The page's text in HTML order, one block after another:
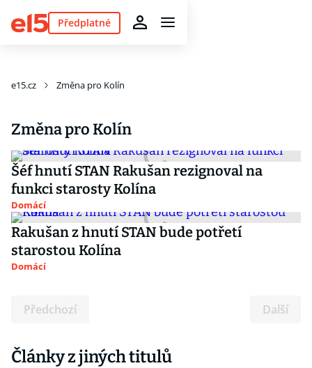
Předplatné
e15.cz Změna pro Kolín
Změna pro Kolín
Šéf hnutí STAN Rakušan rezignoval na
funkci starosty Kolína
Domácí
Rakušan z hnutí STAN bude potřetí
starostou Kolína
Domácí
Předchozí Další
Články z jiných titulů